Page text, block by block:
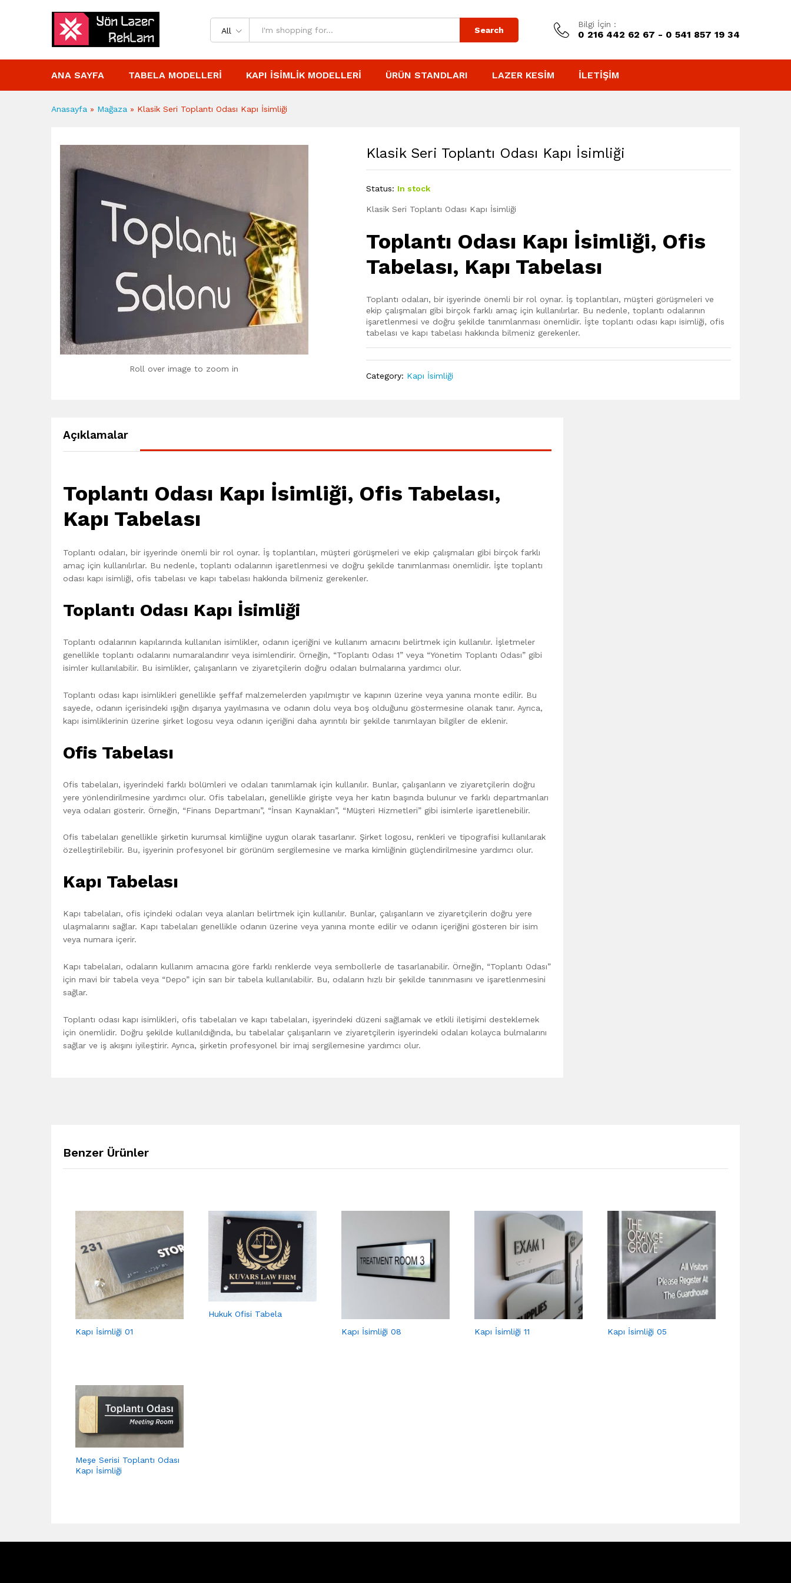
All Search
Bilgi İçin :
0 216 442 62 67 - 0 541 857 19 34
ANA SAYFA TABELA MODELLERI KAPI İSIMLIK MODELLERI ÜRÜN STANDLARI LAZER KESIM İLETIŞIM
Anasayfa » Mağaza » Klasik Seri Toplantı Odası Kapı İsimliği
Roll over image to zoom in
Klasik Seri Toplantı Odası Kapı İsimliği
Status: In stock
Klasik Seri Toplantı Odası Kapı İsimliği
Toplantı Odası Kapı İsimliği, Ofis
Tabelası, Kapı Tabelası
Toplantı odaları, bir işyerinde önemli bir rol oynar. İş toplantıları, müşteri görüşmeleri ve
ekip çalışmaları gibi birçok farklı amaç için kullanılırlar. Bu nedenle, toplantı odalarının
işaretlenmesi ve doğru şekilde tanımlanması önemlidir. İşte toplantı odası kapı isimliği, ofis
tabelası ve kapı tabelası hakkında bilmeniz gerekenler.
Category: Kapı İsimliği
Açıklamalar
Toplantı Odası Kapı İsimliği, Ofis Tabelası,
Kapı Tabelası
Toplantı odaları, bir işyerinde önemli bir rol oynar. İş toplantıları, müşteri görüşmeleri ve ekip çalışmaları gibi birçok farklı
amaç için kullanılırlar. Bu nedenle, toplantı odalarının işaretlenmesi ve doğru şekilde tanımlanması önemlidir. İşte toplantı
odası kapı isimliği, ofis tabelası ve kapı tabelası hakkında bilmeniz gerekenler.
Toplantı Odası Kapı İsimliği
Toplantı odalarının kapılarında kullanılan isimlikler, odanın içeriğini ve kullanım amacını belirtmek için kullanılır. İşletmeler
genellikle toplantı odalarını numaralandırır veya isimlendirir. Örneğin, “Toplantı Odası 1” veya “Yönetim Toplantı Odası” gibi
isimler kullanılabilir. Bu isimlikler, çalışanların ve ziyaretçilerin doğru odaları bulmalarına yardımcı olur.
Toplantı odası kapı isimlikleri genellikle şeffaf malzemelerden yapılmıştır ve kapının üzerine veya yanına monte edilir. Bu
sayede, odanın içerisindeki ışığın dışarıya yayılmasına ve odanın dolu veya boş olduğunu göstermesine olanak tanır. Ayrıca,
kapı isimliklerinin üzerine şirket logosu veya odanın içeriğini daha ayrıntılı bir şekilde tanımlayan bilgiler de eklenir.
Ofis Tabelası
Ofis tabelaları, işyerindeki farklı bölümleri ve odaları tanımlamak için kullanılır. Bunlar, çalışanların ve ziyaretçilerin doğru
yere yönlendirilmesine yardımcı olur. Ofis tabelaları, genellikle girişte veya her katın başında bulunur ve farklı departmanları
veya odaları gösterir. Örneğin, “Finans Departmanı”, “İnsan Kaynakları”, “Müşteri Hizmetleri” gibi isimlerle işaretlenebilir.
Ofis tabelaları genellikle şirketin kurumsal kimliğine uygun olarak tasarlanır. Şirket logosu, renkleri ve tipografisi kullanılarak
özelleştirilebilir. Bu, işyerinin profesyonel bir görünüm sergilemesine ve marka kimliğinin güçlendirilmesine yardımcı olur.
Kapı Tabelası
Kapı tabelaları, ofis içindeki odaları veya alanları belirtmek için kullanılır. Bunlar, çalışanların ve ziyaretçilerin doğru yere
ulaşmalarını sağlar. Kapı tabelaları genellikle odanın üzerine veya yanına monte edilir ve odanın içeriğini gösteren bir isim
veya numara içerir.
Kapı tabelaları, odaların kullanım amacına göre farklı renklerde veya sembollerle de tasarlanabilir. Örneğin, “Toplantı Odası”
için mavi bir tabela veya “Depo” için sarı bir tabela kullanılabilir. Bu, odaların hızlı bir şekilde tanınmasını ve işaretlenmesini
sağlar.
Toplantı odası kapı isimlikleri, ofis tabelaları ve kapı tabelaları, işyerindeki düzeni sağlamak ve etkili iletişimi desteklemek
için önemlidir. Doğru şekilde kullanıldığında, bu tabelalar çalışanların ve ziyaretçilerin işyerindeki odaları kolayca bulmalarını
sağlar ve iş akışını iyileştirir. Ayrıca, şirketin profesyonel bir imaj sergilemesine yardımcı olur.
Benzer Ürünler
Kapı İsimliği 01
Hukuk Ofisi Tabela
Kapı İsimliği 08
Kapı İsimliği 11 Kapı İsimliği 05
Meşe Serisi Toplantı Odası
Kapı İsimliği